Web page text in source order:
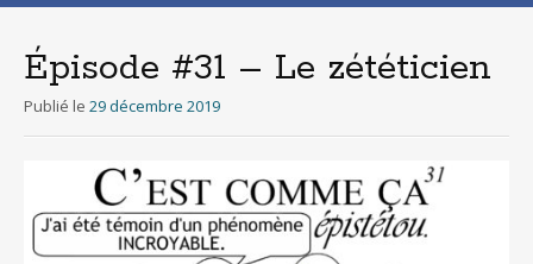
contenu
principal
Épisode #31 – Le zététicien
Publié le 29 décembre 2019